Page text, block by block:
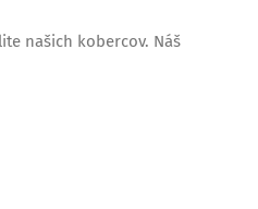
našich kobercov. Náš